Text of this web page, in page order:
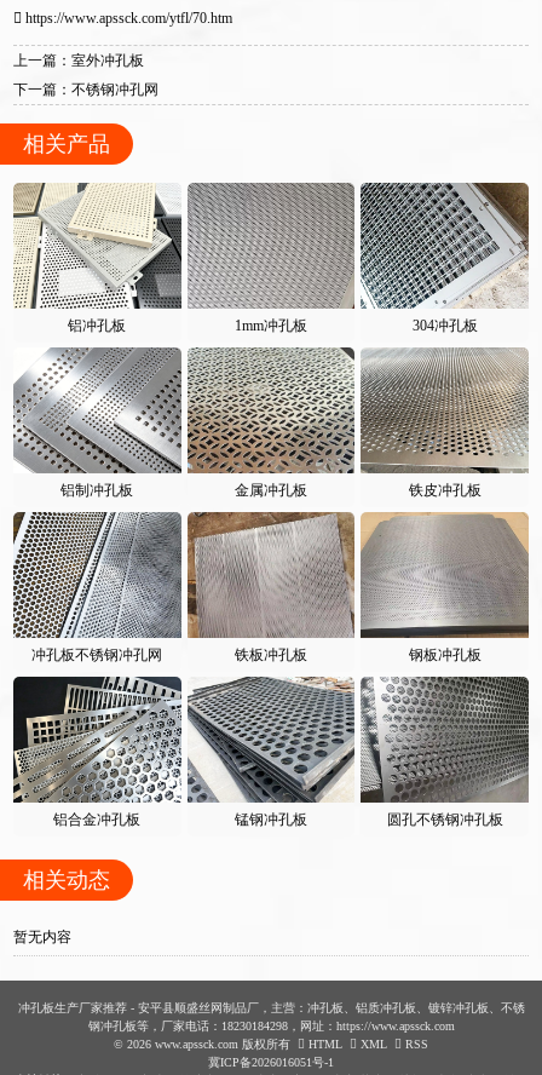
https://www.apssck.com/ytfl/70.htm
上一篇：室外冲孔板
下一篇：不锈钢冲孔网
相关产品
铝冲孔板 1mm冲孔板 304冲孔板
铝制冲孔板 金属冲孔板 铁皮冲孔板
冲孔板不锈钢冲孔网 铁板冲孔板 钢板冲孔板
铝合金冲孔板 锰钢冲孔板 圆孔不锈钢冲孔板
相关动态
暂无内容
冲孔板生产厂家推荐 - 安平县顺盛丝网制品厂，主营：冲孔板、铝质冲孔板、镀锌冲孔板、不锈
钢冲孔板等，厂家电话：18230184298，网址：https://www.apssck.com
© 2026 www.apssck.com 版权所有
HTML XML
RSS
冀ICP备2026016051号-1